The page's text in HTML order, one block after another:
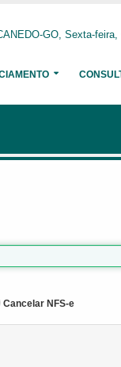
GO, Sexta-
Cancelar NFS-e